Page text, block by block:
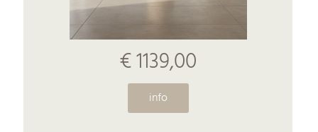
€ 1139,00
info